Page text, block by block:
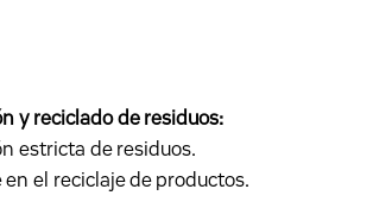
y reciclado de residuos:
estricta de residuos.
en el reciclaje de productos.